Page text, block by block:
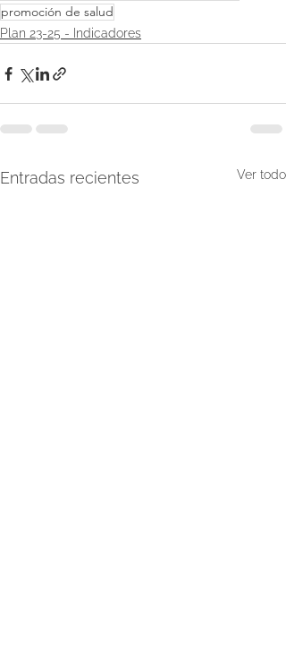
promoción de salud
Plan 23-25 - Indicadores
Entradas recientes Ver todo